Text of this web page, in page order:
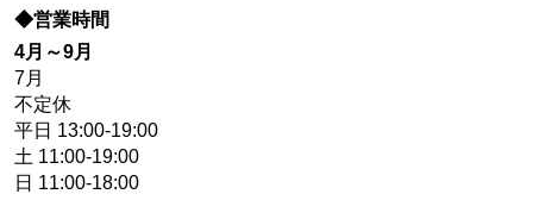
◆営業時間
4月～9月
7月
不定休
平日 13:00-19:00
土 11:00-19:00
日 11:00-18:00